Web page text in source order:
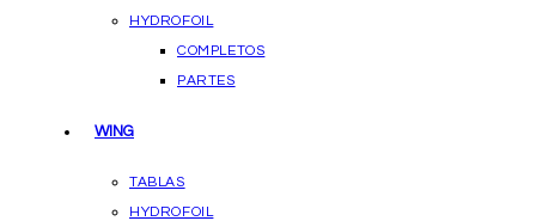
HYDROFOIL
COMPLETOS
PARTES
WING
TABLAS
HYDROFOIL